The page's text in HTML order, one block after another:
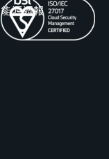
能源週報